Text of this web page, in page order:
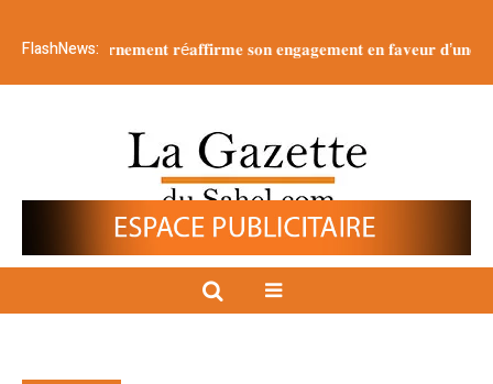
FlashNews:
g𝐨𝐮𝐯𝐞𝐫𝐧𝐞𝐦𝐞𝐧𝐭 𝐫é𝐚𝐟𝐟𝐢𝐫𝐦𝐞 𝐬𝐨𝐧 𝐞𝐧𝐠𝐚𝐠𝐞𝐦𝐞𝐧𝐭 𝐞𝐧 𝐟𝐚𝐯𝐞𝐮𝐫 𝐝’𝐮𝐧𝐞 𝐣𝐞𝐮𝐧𝐞𝐬𝐬𝐞